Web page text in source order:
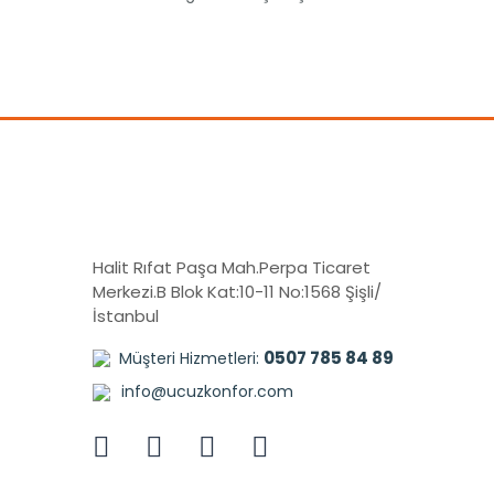
Halit Rıfat Paşa Mah.Perpa Ticaret
Merkezi.B Blok Kat:10-11 No:1568 Şişli/
İstanbul
Müşteri Hizmetleri: 0507 785 84 89
info@ucuzkonfor.com